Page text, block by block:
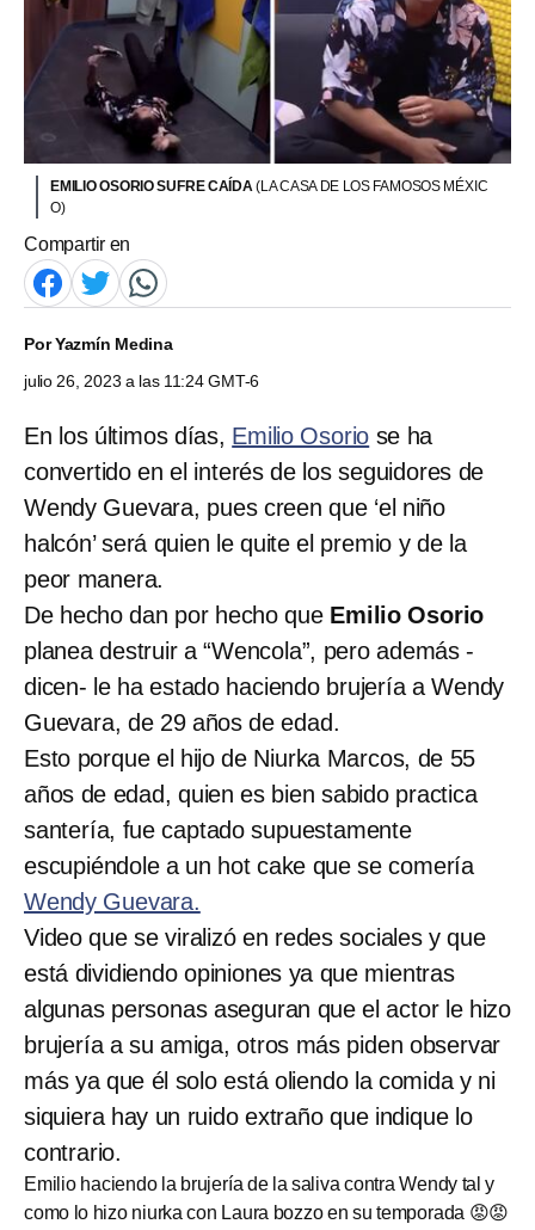
EMILIO OSORIO SUFRE CAÍDA(LA CASA DE LOS FAMOSOS MÉXIC
O)
Compartir en
PorYazmín Medina
julio 26, 2023 a las 11:24 GMT-6
En los últimos días, Emilio Osorio se ha
convertido en el interés de los seguidores de
Wendy Guevara, pues creen que ‘el niño
halcón’ será quien le quite el premio y de la
peor manera.
De hecho dan por hecho que Emilio Osorio
planea destruir a “Wencola”, pero además -
dicen- le ha estado haciendo brujería a Wendy
Guevara, de 29 años de edad.
Esto porque el hijo de Niurka Marcos, de 55
años de edad, quien es bien sabido practica
santería, fue captado supuestamente
escupiéndole a un hot cake que se comería
Wendy Guevara.
Video que se viralizó en redes sociales y que
está dividiendo opiniones ya que mientras
algunas personas aseguran que el actor le hizo
brujería a su amiga, otros más piden observar
más ya que él solo está oliendo la comida y ni
siquiera hay un ruido extraño que indique lo
contrario.
Emilio haciendo la brujería de la saliva contra Wendy tal y
como lo hizo niurka con Laura bozzo en su temporada 😡😡